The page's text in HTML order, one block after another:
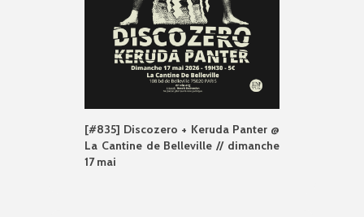
[#835] Discozero + Keruda Panter @
La Cantine de Belleville // dimanche
17 mai